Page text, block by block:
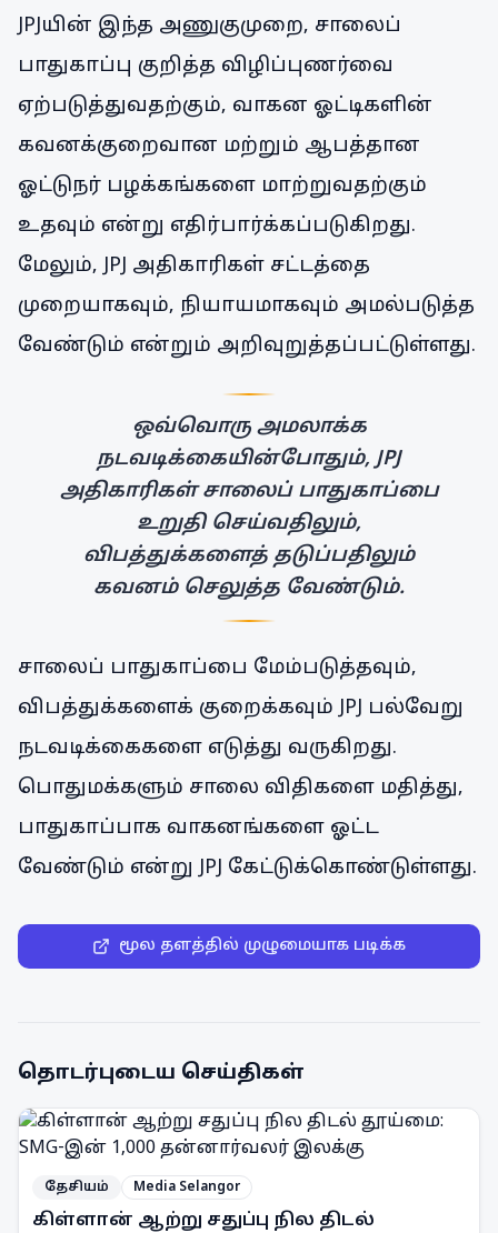
JPJயின் இந்த அணுகுமுறை, சாலைப்
பாதுகாப்பு குறித்த விழிப்புணர்வை
ஏற்படுத்துவதற்கும், வாகன ஓட்டிகளின்
கவனக்குறைவான மற்றும் ஆபத்தான
ஓட்டுநர் பழக்கங்களை மாற்றுவதற்கும்
உதவும் என்று எதிர்பார்க்கப்படுகிறது.
மேலும், JPJ அதிகாரிகள் சட்டத்தை
முறையாகவும், நியாயமாகவும் அமல்படுத்த
வேண்டும் என்றும் அறிவுறுத்தப்பட்டுள்ளது.
ஒவ்வொரு அமலாக்க
நடவடிக்கையின்போதும், JPJ
அதிகாரிகள் சாலைப் பாதுகாப்பை
உறுதி செய்வதிலும்,
விபத்துக்களைத் தடுப்பதிலும்
கவனம் செலுத்த வேண்டும்.
சாலைப் பாதுகாப்பை மேம்படுத்தவும்,
விபத்துக்களைக் குறைக்கவும் JPJ பல்வேறு
நடவடிக்கைகளை எடுத்து வருகிறது.
பொதுமக்களும் சாலை விதிகளை மதித்து,
பாதுகாப்பாக வாகனங்களை ஓட்ட
வேண்டும் என்று JPJ கேட்டுக்கொண்டுள்ளது.
மூல தளத்தில் முழுமையாக படிக்க
தொடர்புடைய செய்திகள்
தேசியம் Media Selangor
கிள்ளான் ஆற்று சதுப்பு நில திடல்